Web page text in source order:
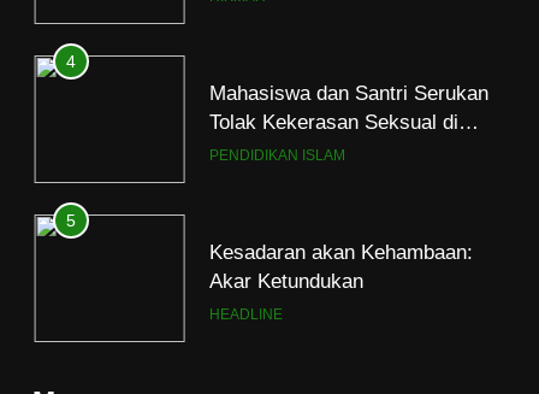
Lingkungan Kampus dan
Pesantren
PENDIDIKAN ISLAM
HEADLINE